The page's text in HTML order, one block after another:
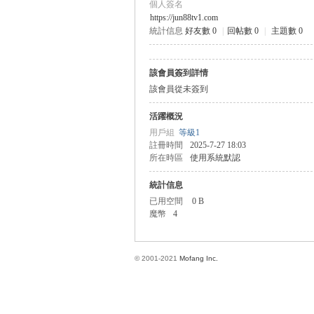
個人簽名
https://jun88tv1.com
統計信息 好友數 0 回帖數 0 主題數 0
該會員簽到詳情
該會員從未簽到
活躍概況
用戶組 等級1
註冊時間
2025-7-27 18:03
所在時區
使用系統默認
統計信息
已用空間
0 B
魔幣
4
© 2001-2021 Mofang Inc.